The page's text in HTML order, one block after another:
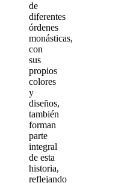
de
diferentes
órdenes
monásticas,
con
sus
propios
colores
y
diseños,
también
forman
parte
integral
de esta
historia,
reflejando